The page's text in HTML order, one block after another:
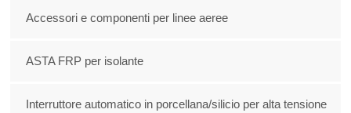
Accessori e componenti per linee aeree
ASTA FRP per isolante
Interruttore automatico in porcellana/silicio per alta tensione